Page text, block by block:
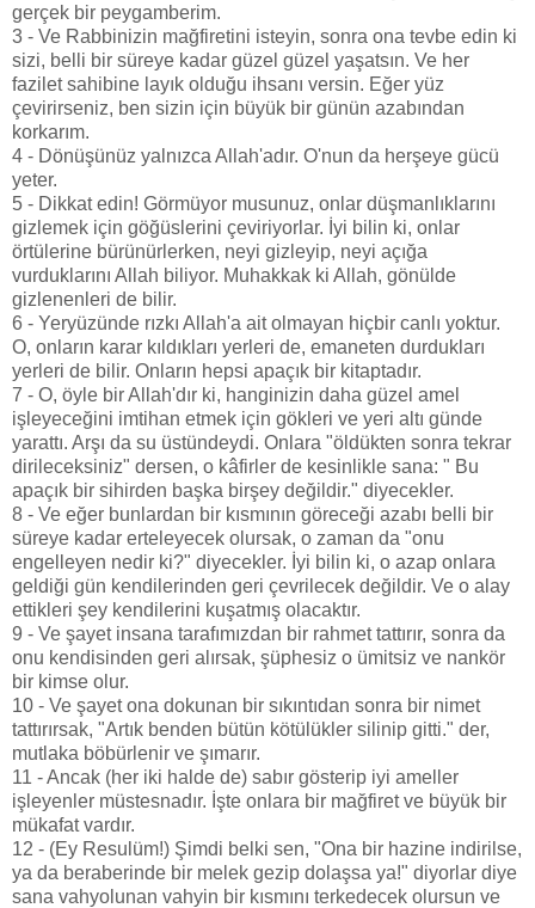
gerçek bir peygamberim.
3 - Ve Rabbinizin mağfiretini isteyin, sonra ona tevbe edin ki
sizi, belli bir süreye kadar güzel güzel yaşatsın. Ve her
fazilet sahibine layık olduğu ihsanı versin. Eğer yüz
çevirirseniz, ben sizin için büyük bir günün azabından
korkarım.
4 - Dönüşünüz yalnızca Allah'adır. O'nun da herşeye gücü
yeter.
5 - Dikkat edin! Görmüyor musunuz, onlar düşmanlıklarını
gizlemek için göğüslerini çeviriyorlar. İyi bilin ki, onlar
örtülerine bürünürlerken, neyi gizleyip, neyi açığa
vurduklarını Allah biliyor. Muhakkak ki Allah, gönülde
gizlenenleri de bilir.
6 - Yeryüzünde rızkı Allah'a ait olmayan hiçbir canlı yoktur.
O, onların karar kıldıkları yerleri de, emaneten durdukları
yerleri de bilir. Onların hepsi apaçık bir kitaptadır.
7 - O, öyle bir Allah'dır ki, hanginizin daha güzel amel
işleyeceğini imtihan etmek için gökleri ve yeri altı günde
yarattı. Arşı da su üstündeydi. Onlara "öldükten sonra tekrar
dirileceksiniz" dersen, o kâfirler de kesinlikle sana: " Bu
apaçık bir sihirden başka birşey değildir." diyecekler.
8 - Ve eğer bunlardan bir kısmının göreceği azabı belli bir
süreye kadar erteleyecek olursak, o zaman da "onu
engelleyen nedir ki?" diyecekler. İyi bilin ki, o azap onlara
geldiği gün kendilerinden geri çevrilecek değildir. Ve o alay
ettikleri şey kendilerini kuşatmış olacaktır.
9 - Ve şayet insana tarafımızdan bir rahmet tattırır, sonra da
onu kendisinden geri alırsak, şüphesiz o ümitsiz ve nankör
bir kimse olur.
10 - Ve şayet ona dokunan bir sıkıntıdan sonra bir nimet
tattırırsak, "Artık benden bütün kötülükler silinip gitti." der,
mutlaka böbürlenir ve şımarır.
11 - Ancak (her iki halde de) sabır gösterip iyi ameller
işleyenler müstesnadır. İşte onlara bir mağfiret ve büyük bir
mükafat vardır.
12 - (Ey Resulüm!) Şimdi belki sen, "Ona bir hazine indirilse,
ya da beraberinde bir melek gezip dolaşsa ya!" diyorlar diye
sana vahyolunan vahyin bir kısmını terkedecek olursun ve